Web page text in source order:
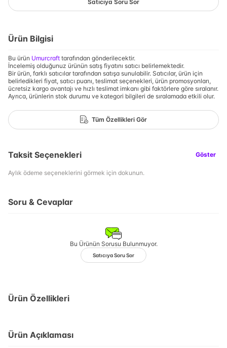
Satıcıya Soru Sor
Ürün Bilgisi
Bu ürün Umurcraft tarafından gönderilecektir.
İncelemiş olduğunuz ürünün satış fiyatını satıcı belirlemektedir.
Bir ürün, farklı satıcılar tarafından satışa sunulabilir. Satıcılar, ürün için
belirledikleri fiyat, satıcı puanı, teslimat seçenekleri, ürün promosyonları,
ücretsiz kargo avantajı ve hızlı teslimat imkanı gibi faktörlere göre sıralanır.
Ayrıca, ürünlerin stok durumu ve kategori bilgileri de sıralamada etkili olur.
Tüm Özellikleri Gör
Taksit Seçenekleri Göster
Aylık ödeme seçeneklerini görmek için dokunun.
Soru & Cevaplar
Bu Ürünün Sorusu Bulunmuyor.
Satıcıya Soru Sor
Ürün Özellikleri
Ürün Açıklaması